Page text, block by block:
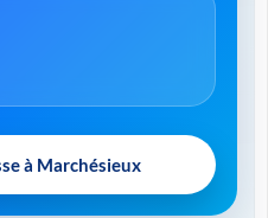
à Marchésieux